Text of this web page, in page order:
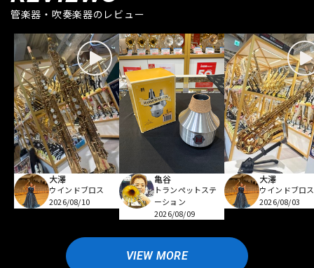
管楽器・吹奏楽器のレビュー
大澤
ウインドブロス
2026/08/10
亀谷
トランペットステ
ーション
2026/08/09
大澤
ウインドブロス
2026/08/03
VIEW MORE